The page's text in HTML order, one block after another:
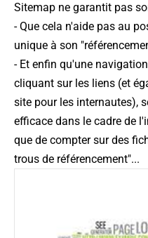
Sitemap ne garantit pas
- Que cela n'aide pas au
unique à son
- Et enfin qu'une
cliquant sur les liens (et
site pour les internautes),
efficace dans le cadre de
que de compter sur des
trous de référencement"...